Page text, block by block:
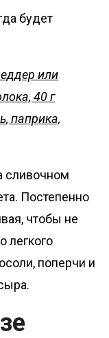
будет
или
40 г
паприка,
сливочном
Постепенно
чтобы не
легкого
поперчи и